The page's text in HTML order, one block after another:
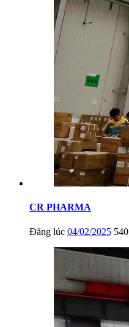
CR PHARMA
Đăng lúc 04/02/2025 540